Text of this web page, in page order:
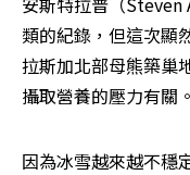
類的紀錄，但這次顯
拉斯加北部母熊築巢
攝取營養的壓力有關
因為冰雪越來越不穩